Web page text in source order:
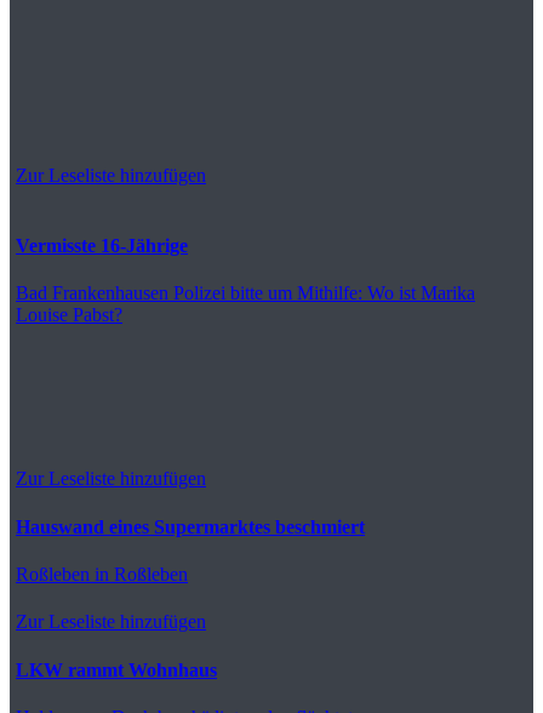
Zur Leseliste hinzufügen
Vermisste 16-Jährige
Bad Frankenhausen Polizei bitte um Mithilfe: Wo ist Marika
Louise Pabst?
Zur Leseliste hinzufügen
Hauswand eines Supermarktes beschmiert
Roßleben in Roßleben
Zur Leseliste hinzufügen
LKW rammt Wohnhaus